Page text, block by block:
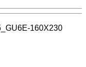
160X230